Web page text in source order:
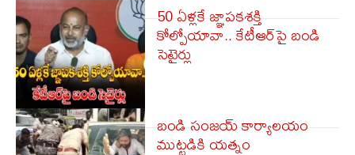
50 ఏళ్ల‌కే జ్ఞాపకశక్తి
కోల్పోయావా.. కేటీఆర్‌పై బండి
సెటైర్లు
బండి సంజయ్ కార్యాలయం
ముట్టడికి యత్నం